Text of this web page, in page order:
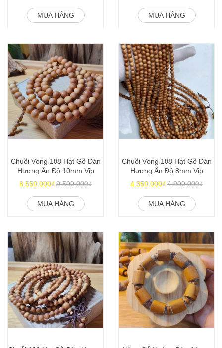
MUA HÀNG MUA HÀNG
Chuỗi Vòng 108 Hạt Gỗ Đàn
Hương Ấn Độ 10mm Vip
8.550.000₫ 9.500.000₫
MUA HÀNG
Chuỗi Vòng 108 Hạt Gỗ Đàn
Hương Ấn Độ 8mm Vip
4.350.000₫ 4.900.000₫
MUA HÀNG